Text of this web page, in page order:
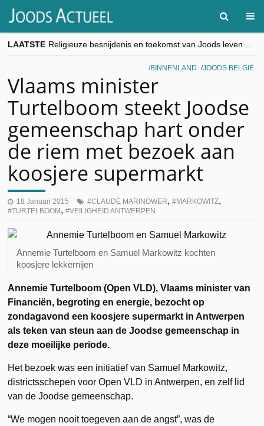
LAATSTE
“Besnijdenisdebat toont hoe moeilijk seculiere Westen minderheden begrijpt”, Jinnih Beels (Vooruit)
CITYTRIP | ROEMENIË – Boekarest: de verrassing van Oost-Europa
BINNENLAND JOODS BELGIË
Vlaams minister
Turtelboom steekt Joodse
gemeenschap hart onder
de riem met bezoek aan
koosjere supermarkt
18 Januari 2015 CLAUDE MARINOWER, MARKOWITZ,
TURTELBOOM , VEILIGHEID ANTWERPEN
Annemie Turtelboom en Samuel Markowitz kochten
koosjere lekkernijen
Annemie Turtelboom (Open VLD), Vlaams minister van
Financiën, begroting en energie, bezocht op
zondagavond een koosjere supermarkt in Antwerpen
als teken van steun aan de Joodse gemeenschap in
deze moeilijke periode.
Het bezoek was een initiatief van Samuel Markowitz,
districtsschepen voor Open VLD in Antwerpen, en zelf lid
van de Joodse gemeenschap.
“We mogen nooit toegeven aan de angst”, was de